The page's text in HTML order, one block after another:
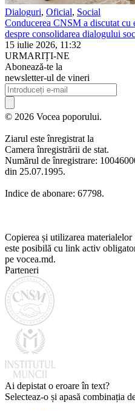
Dialoguri, Oficial, Social
Conducerea CNSM a discutat
despre consolidarea dialogului
15 iulie 2026, 11:32
URMARIȚI-NE
Abonează-te la
newsletter-ul de vineri
© 2026 Vocea poporului.
Ziarul este înregistrat la
Camera înregistrării de stat.
Numărul de înregistrare:
din 25.07.1995.
Indice de abonare: 67798.
Copierea și utilizarea materialelor
este posibilă cu link activ
pe vocea.md.
Parteneri
Ai depistat o eroare în text?
Selecteaz-o și apasă combinația